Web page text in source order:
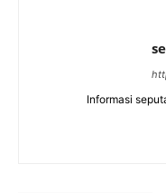
Informasi